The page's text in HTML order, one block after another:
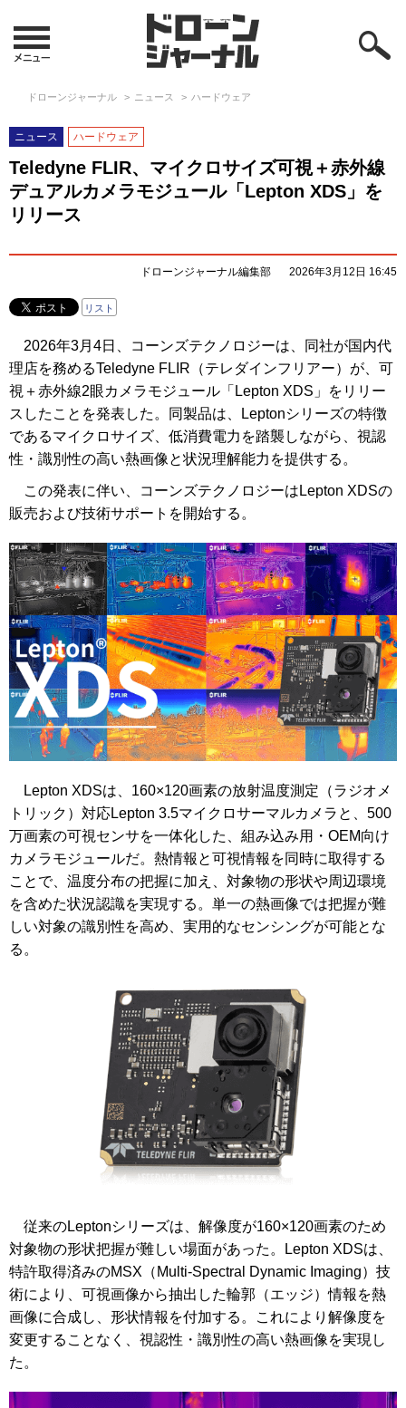
ドローンジャーナル ニュース ハードウェア
ニュース ハードウェア
Teledyne FLIR、マイクロサイズ可視＋赤外線
デュアルカメラモジュール「Lepton XDS」を
リリース
ドローンジャーナル編集部 2026年3月12日 16:45
リスト
2026年3月4日、コーンズテクノロジーは、同社が国内代
理店を務めるTeledyne FLIR（テレダインフリアー）が、可
視＋赤外線2眼カメラモジュール「Lepton XDS」をリリー
スしたことを発表した。同製品は、Leptonシリーズの特徴
であるマイクロサイズ、低消費電力を踏襲しながら、視認
性・識別性の高い熱画像と状況理解能力を提供する。
この発表に伴い、コーンズテクノロジーはLepton XDSの
販売および技術サポートを開始する。
Lepton XDSは、160×120画素の放射温度測定（ラジオメ
トリック）対応Lepton 3.5マイクロサーマルカメラと、500
万画素の可視センサを一体化した、組み込み用・OEM向け
カメラモジュールだ。熱情報と可視情報を同時に取得する
ことで、温度分布の把握に加え、対象物の形状や周辺環境
を含めた状況認識を実現する。単一の熱画像では把握が難
しい対象の識別性を高め、実用的なセンシングが可能とな
る。
従来のLeptonシリーズは、解像度が160×120画素のため
対象物の形状把握が難しい場面があった。Lepton XDSは、
特許取得済みのMSX（Multi-Spectral Dynamic Imaging）技
術により、可視画像から抽出した輪郭（エッジ）情報を熱
画像に合成し、形状情報を付加する。これにより解像度を
変更することなく、視認性・識別性の高い熱画像を実現し
た。